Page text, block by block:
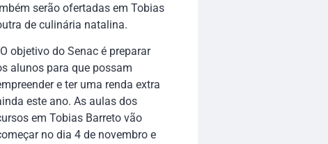
serão ofertadas em Tobias
de culinária natalina.
objetivo do Senac é preparar
alunos para que possam
e ter uma renda extra
este ano. As aulas dos
em Tobias Barreto vão
no dia 4 de novembro e